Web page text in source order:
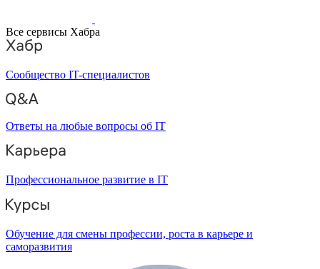
Все сервисы Хабра
Сообщество IT-специалистов
Ответы на любые вопросы об IT
Профессиональное развитие в IT
Обучение для смены профессии, роста в карьере и
саморазвития